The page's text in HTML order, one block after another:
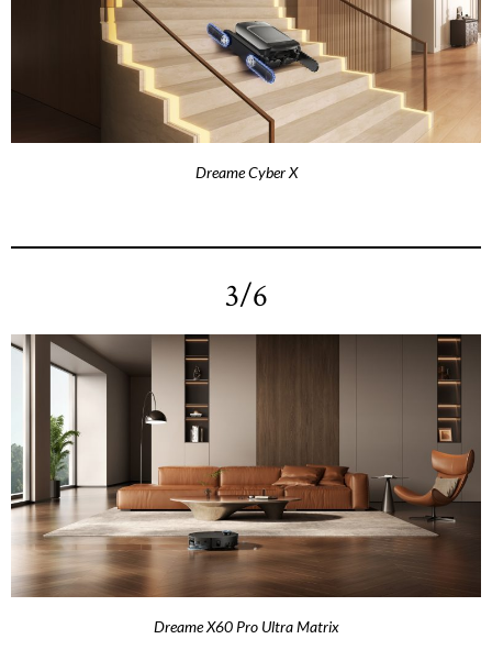
Dreame Cyber X
3/6
Dreame X60 Pro Ultra Matrix